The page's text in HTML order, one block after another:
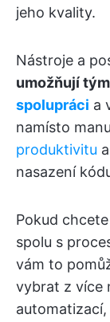
jeho kvality.
Nástroje a
umožňují
spolupráci a
namísto
produktivitu
nasazení
Pokud
spolu s
vám to
vybrat z více